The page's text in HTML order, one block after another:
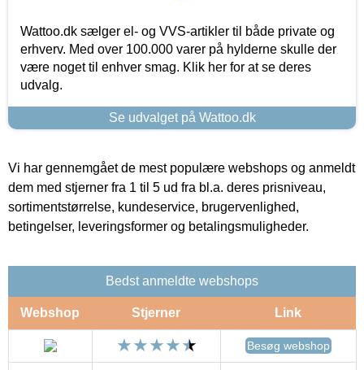
Wattoo.dk sælger el- og VVS-artikler til både private og
erhverv. Med over 100.000 varer på hylderne skulle der
være noget til enhver smag. Klik her for at se deres
udvalg.
Se udvalget på Wattoo.dk
Vi har gennemgået de mest populære webshops og anmeldt
dem med stjerner fra 1 til 5 ud fra bl.a. deres prisniveau,
sortimentstørrelse, kundeservice, brugervenlighed,
betingelser, leveringsformer og betalingsmuligheder.
Bedst anmeldte webshops
Webshop Stjerner Link
Besøg webshop